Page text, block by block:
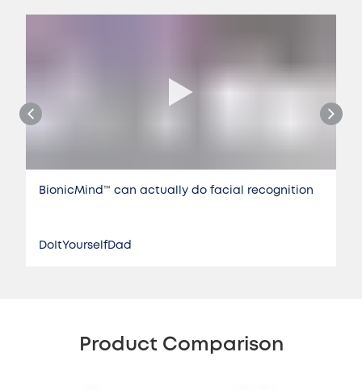
BionicMind™️ can actually do facial recognition
DoItYourselfDad
Product Comparison